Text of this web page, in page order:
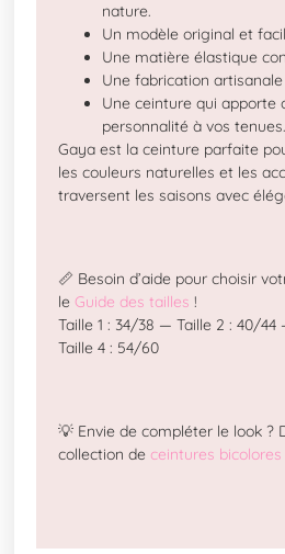
nature.
Un modèle original et
Une matière élastique
Une fabrication
Une ceinture qui apporte
personnalité à vos tenues.
Gaya est la ceinture parfaite
les couleurs naturelles et les
traversent les saisons avec
📏 Besoin d’aide pour choisir
leGuide des tailles !
Taille 1 : 34/38 — Taille 2 : 40/
Taille 4 : 54/60
💡 Envie de compléter le look ?
collection deceintures bicolores